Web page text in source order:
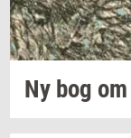
Ny bog om